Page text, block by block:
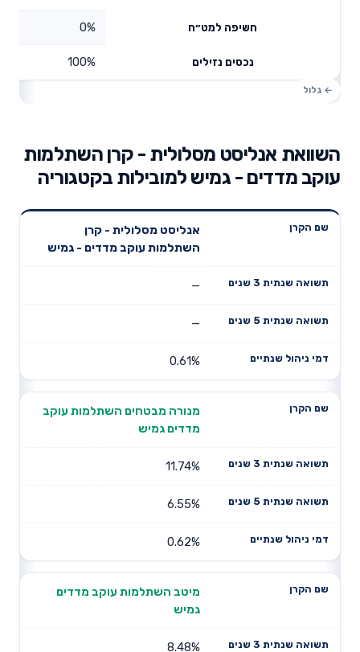
חשיפה למט״ח 0%
נכסים נזילים 100%
השוואת אנליסט מסלולית - קרן השתלמות
עוקב מדדים - גמיש למובילות בקטגוריה
שנתית 3
תשואה
שנתית 5
שנתיים
אנליסט מסלולית - קרן
השתלמות עוקב מדדים - גמיש
—
—
0.61%
מנורה מבטחים השתלמות עוקב
מדדים גמיש
11.74%
6.55%
0.62%
מיטב השתלמות עוקב מדדים
גמיש
8.48%